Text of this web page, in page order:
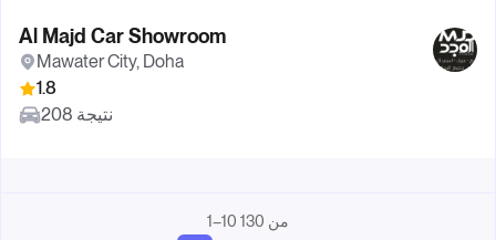
Al Majd Car Showroom
Mawater City, Doha
1.8
208 نتيجة
1–10 من 130